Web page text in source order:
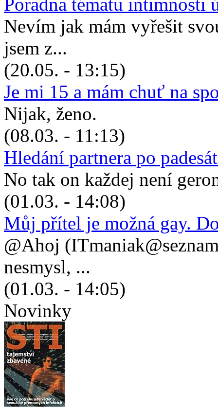
Poradna tématu intimnosti
Nevím jak mám vyřešit
jsem z...
(20.05. - 13:15)
Je mi 15 a mám chuť na
Nijak, ženo.
(08.03. - 11:13)
Hledání partnera po
No tak on každej není
(01.03. - 14:08)
Můj přítel je možná gay.
@Ahoj
nesmysl, ...
(01.03. - 14:05)
Novinky